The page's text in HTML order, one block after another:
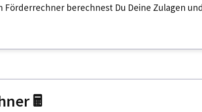
berechnest Du Deine Zulagen
🖩